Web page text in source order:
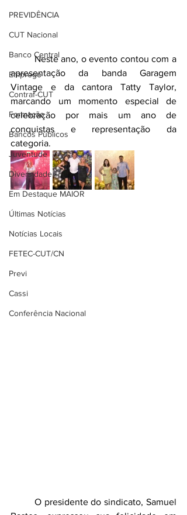
PREVIDÊNCIA
CUT Nacional
Banco Central
Emprego
Contraf-CUT
Formação
Bancos Públicos
Juventude
Diversidade
Em Destaque MAIOR
Últimas Notícias
Notícias Locais
FETEC-CUT/CN
Previ
Cassi
Conferência Nacional
	Neste ano, o evento contou com a
apresentação da banda Garagem
Vintage e da cantora Tatty Taylor,
marcando um momento especial de
celebração por mais um ano de
conquistas e representação da
categoria.